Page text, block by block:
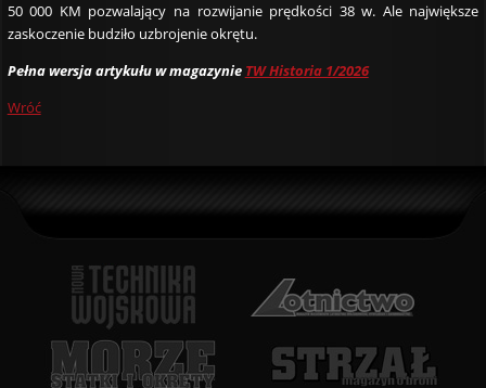
50 000 KM pozwalający na rozwijanie prędkości 38 w. Ale największe
zaskoczenie budziło uzbrojenie okrętu.
Pełna wersja artykułu w magazynie TW Historia 1/2026
Wróć